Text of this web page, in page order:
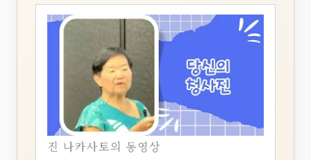
진 나카사토의 동영상